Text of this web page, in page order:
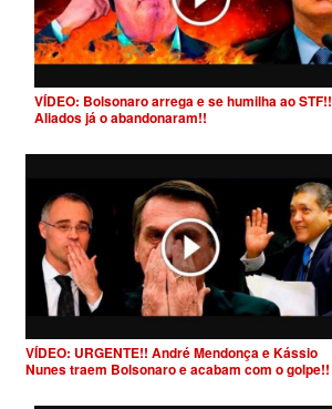
VÍDEO: Bolsonaro arrega e se humilha ao STF!!
Aliados já o abandonaram!!
VÍDEO: URGENTE!! André Mendonça e Kássio
Nunes traem Bolsonaro e acabam com o golpe!!